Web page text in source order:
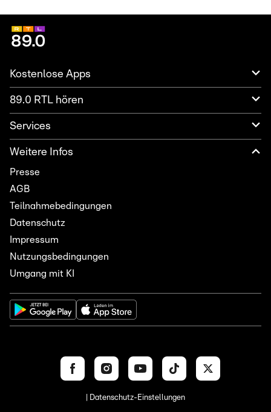
Kostenlose Apps
89.0 RTL hören
Services
Weitere Infos
Presse
AGB
Teilnahmebedingungen
Datenschutz
Impressum
Nutzungsbedingungen
Umgang mit KI
| Datenschutz-Einstellungen